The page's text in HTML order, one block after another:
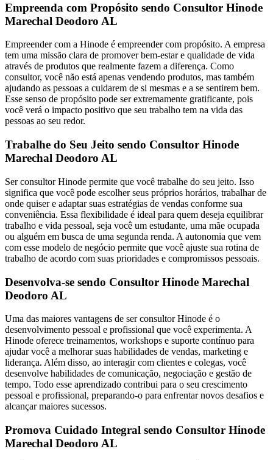
Empreenda com Propósito sendo Consultor Hinode
Marechal Deodoro AL
Empreender com a Hinode é empreender com propósito. A empresa
tem uma missão clara de promover bem-estar e qualidade de vida
através de produtos que realmente fazem a diferença. Como
consultor, você não está apenas vendendo produtos, mas também
ajudando as pessoas a cuidarem de si mesmas e a se sentirem bem.
Esse senso de propósito pode ser extremamente gratificante, pois
você verá o impacto positivo que seu trabalho tem na vida das
pessoas ao seu redor.
Trabalhe do Seu Jeito sendo Consultor Hinode
Marechal Deodoro AL
Ser consultor Hinode permite que você trabalhe do seu jeito. Isso
significa que você pode escolher seus próprios horários, trabalhar de
onde quiser e adaptar suas estratégias de vendas conforme sua
conveniência. Essa flexibilidade é ideal para quem deseja equilibrar
trabalho e vida pessoal, seja você um estudante, uma mãe ocupada
ou alguém em busca de uma segunda renda. A autonomia que vem
com esse modelo de negócio permite que você ajuste sua rotina de
trabalho de acordo com suas prioridades e compromissos pessoais.
Desenvolva-se sendo Consultor Hinode Marechal
Deodoro AL
Uma das maiores vantagens de ser consultor Hinode é o
desenvolvimento pessoal e profissional que você experimenta. A
Hinode oferece treinamentos, workshops e suporte contínuo para
ajudar você a melhorar suas habilidades de vendas, marketing e
liderança. Além disso, ao interagir com clientes e colegas, você
desenvolve habilidades de comunicação, negociação e gestão de
tempo. Todo esse aprendizado contribui para o seu crescimento
pessoal e profissional, preparando-o para enfrentar novos desafios e
alcançar maiores sucessos.
Promova Cuidado Integral sendo Consultor Hinode
Marechal Deodoro AL